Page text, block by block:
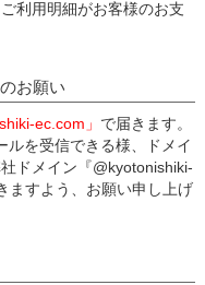
利用明細がお客様のお支
お願い
ec.com」 で届きます。
ルを受信できる様、ドメイ
ドメイン『@kyotonishiki-
ますよう、お願い申し上げ